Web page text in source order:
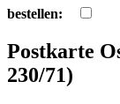
bestellen:
Postkarte
230/71)